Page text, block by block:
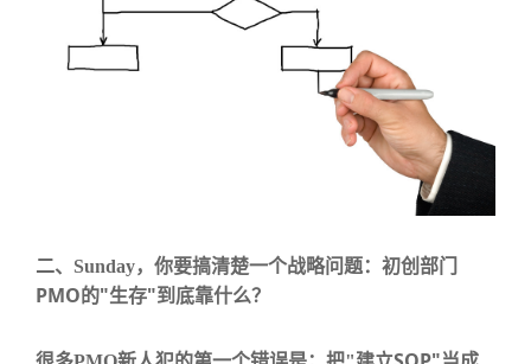
二、 Sunday，你要搞清楚一个战略问题：初创部门
PMO的"生存"到底靠什么？